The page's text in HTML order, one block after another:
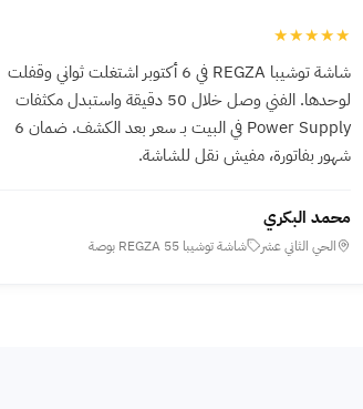
★★★★★
شاشة توشيبا REGZA في 6 أكتوبر اشتغلت ثواني وقفلت
لوحدها. الفني وصل خلال 50 دقيقة واستبدل مكثفات
Power Supply في البيت بـ سعر بعد الكشف. ضمان 6
شهور بفاتورة، مفيش نقل للشاشة.
محمد البكري
الحي الثاني عشر شاشة توشيبا REGZA 55 بوصة